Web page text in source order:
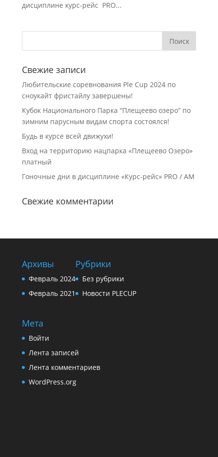
дисциплине курс-рейс PRO...
Свежие записи
Любительские соревнования Ple Cup 2024 по
сноукайт фристайлу завершены!
Кубок Национального Парка “Плещеево озеро” по
зимним парусным видам спорта состоялся!
Будь в курсе всей движухи!
Вход на территорию нацпарка «Плещеево Озеро»
платный
Гоночные дни в дисциплине «Курс-рейc» PRO / AM
Свежие комментарии
Архивы
Февраль 2024
Февраль 2021
Рубрики
Без рубрики
Новости PLECUP
Мета
Войти
Лента записей
Лента комментариев
WordPress.org